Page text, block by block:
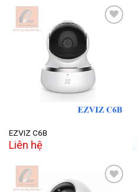
EZVIZ C6B
Liên hệ